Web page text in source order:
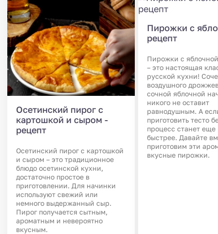
Осетинский пирог с
картошкой и сыром -
рецепт
Осетинский пирог с картошкой
и сыром – это традиционное
блюдо осетинской кухни,
достаточно простое в
приготовлении. Для начинки
используют свежий или
немного выдержанный сыр.
Пирог получается сытным,
ароматным и невероятно
вкусным.
Пирожки с
рецепт
Пирожки с
– это настоящая
русской кухни!
воздушного
сочной яблочной
никого не оставит
равнодушным. А
приготовить тесто
процесс станет
быстрее. Давайте
приготовим эти
вкусные пирожки.